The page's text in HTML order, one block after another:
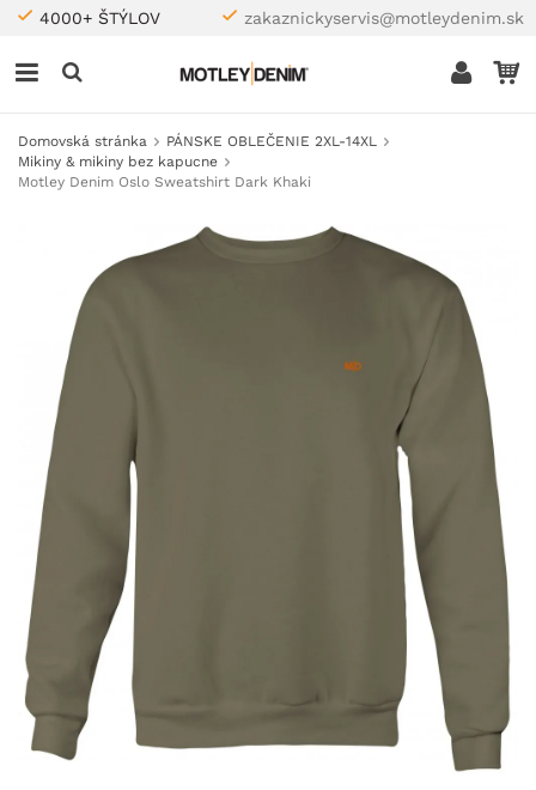
4000+ ŠTÝLOV zakaznickyservis@motleydenim.sk
Domovská stránka
PÁNSKE OBLEČENIE 2XL-14XL
Mikiny & mikiny bez kapucne
Motley Denim Oslo Sweatshirt Dark Khaki